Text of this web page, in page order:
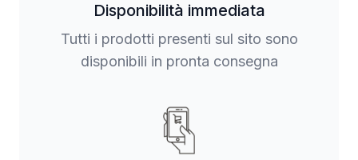
Disponibilità immediata
Tutti i prodotti presenti sul sito sono
disponibili in pronta consegna